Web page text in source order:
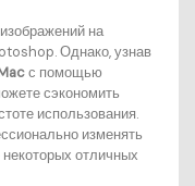
на
Однако, узнав
с помощью
сэкономить
использования.
изменять
отличных